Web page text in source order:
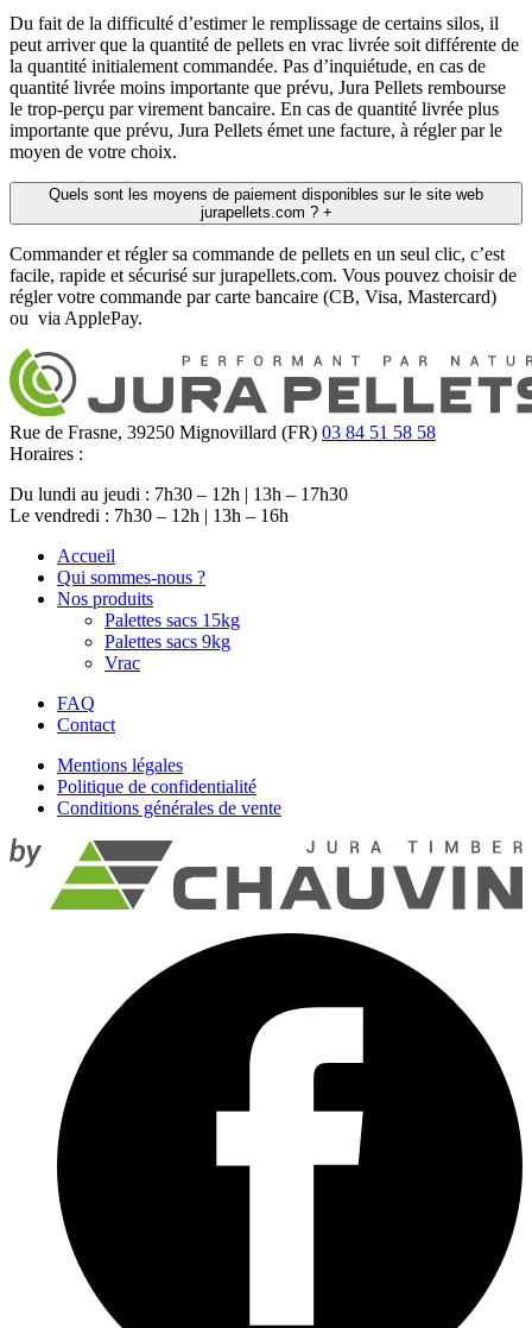
Du fait de la difficulté d’estimer le remplissage de certains silos, il
peut arriver que la quantité de pellets en vrac livrée soit différente de
la quantité initialement commandée. Pas d’inquiétude, en cas de
quantité livrée moins importante que prévu, Jura Pellets rembourse
le trop-perçu par virement bancaire. En cas de quantité livrée plus
importante que prévu, Jura Pellets émet une facture, à régler par le
moyen de votre choix.
Quels sont les moyens de paiement disponibles sur le site web
jurapellets.com ? +
Commander et régler sa commande de pellets en un seul clic, c’est
facile, rapide et sécurisé sur jurapellets.com. Vous pouvez choisir de
régler votre commande par carte bancaire (CB, Visa, Mastercard)
ou via ApplePay.
Rue de Frasne, 39250 Mignovillard (FR) 03 84 51 58 58
Horaires :
Du lundi au jeudi : 7h30 – 12h | 13h – 17h30
Le vendredi : 7h30 – 12h | 13h – 16h
Accueil
Qui sommes-nous ?
Nos produits
Palettes sacs 15kg
Palettes sacs 9kg
Vrac
FAQ
Contact
Mentions légales
Politique de confidentialité
Conditions générales de vente